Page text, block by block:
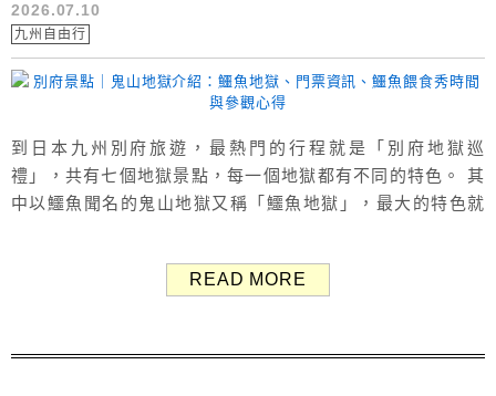
2026.07.10
九州自由行
到日本九州別府旅遊，最熱門的行程就是「別府地獄巡
禮」，共有七個地獄景點，每一個地獄都有不同的特色。 其
中以鱷魚聞名的鬼山地獄又稱「鱷魚地獄」，最大的特色就
離觀察大型鱷魚，是很有特色的景點。 本文分享鬼山地獄的
READ MORE